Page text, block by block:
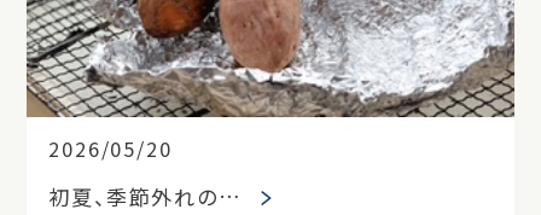
2026/05/20
初夏、季節外れの…